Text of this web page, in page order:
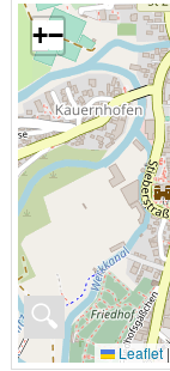
🔍
+−
Leaflet|